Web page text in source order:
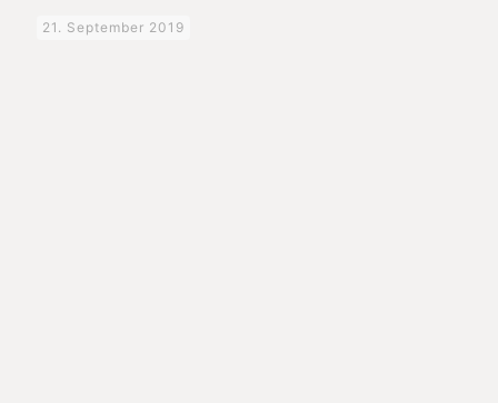
21. September 2019